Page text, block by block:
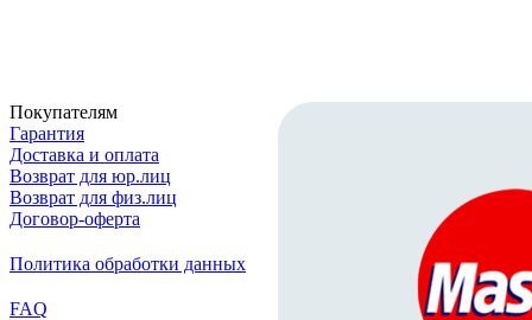
Покупателям
Гарантия
Доставка и оплата
Возврат для юр.лиц
Возврат для физ.лиц
Договор-оферта
Политика обработки данных
FAQ